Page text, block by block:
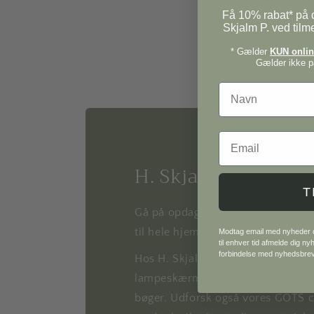
H. Skjalm P.
Gå på opdagelse i vores univers
til hele hjemmet.
Hos H. Skjalm P. finder du alt fra
lampeskærme til metervarer,
bøger. Udforsk også vores GOTS
Få 10% rabat*
Skjalm P. ved
* Gælder KUN
Gælder ikke
Navn
Email
Modtag email med
til enhver tid afmelde dig
forbindelse med